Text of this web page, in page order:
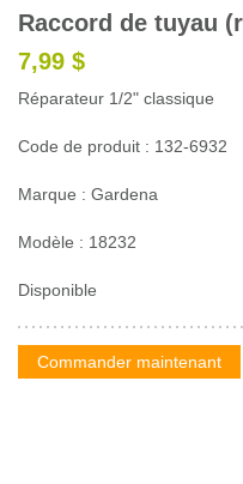
Raccord de tuyau
7,99 $
Réparateur 1/2" classique
Code de produit : 132-6932
Marque : Gardena
Modèle : 18232
Disponible
Commander maintenant